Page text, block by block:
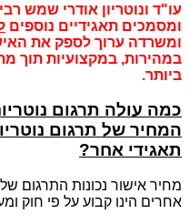
עו"ד ונוטריון אודרי שמש
ומסמכים תאגידיים נוספים
ומשרדה ערוך לספק את
במהירות, במקצועיות תוך
ביותר.
כמה עולה תרגום
המחיר של תרגום
תאגידי אחר?
מחיר אישור נכונות התרגום
אחרים הינו קבוע על פי חוק